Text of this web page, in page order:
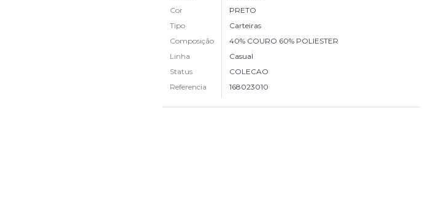
Cor
PRETO
Tipo
Carteiras
Composição
40% COURO 60% POLIESTER
Linha
Casual
Status
COLECAO
Referencia
168023010